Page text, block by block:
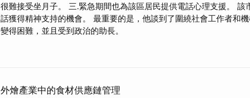
很難接受坐月子。 三.緊急期間也為該區居民提供電話心理支援。 該
話獲得精神支持的機會。 最重要的是，他談到了圍繞社會工作者和
變得困難，並且受到政治的助長。
外燴產業中的食材供應鏈管理